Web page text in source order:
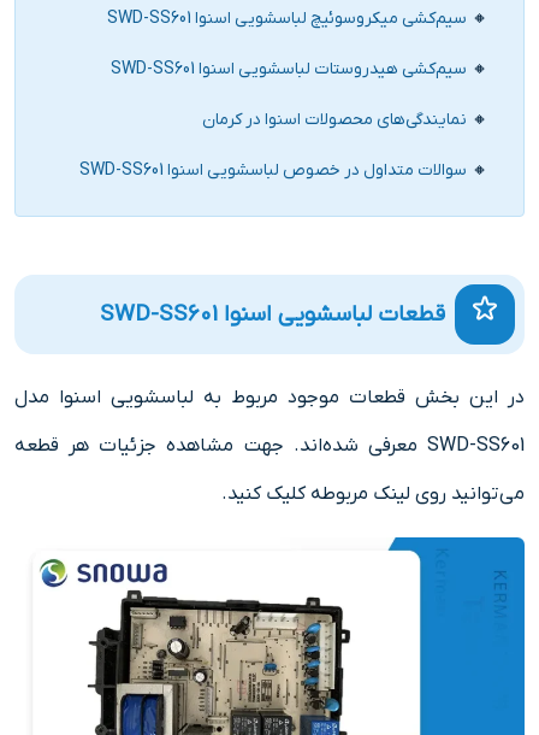
سیم‌کشی میکروسوئیچ لباسشویی اسنوا SWD-SS601
سیم‌کشی هیدروستات لباسشویی اسنوا SWD-SS601
نمایندگی‌های محصولات اسنوا در کرمان
سوالات متداول در خصوص لباسشویی اسنوا SWD-SS601
قطعات لباسشویی اسنوا SWD-SS601
در این بخش قطعات موجود مربوط به لباسشویی اسنوا مدل
SWD-SS601 معرفی شده‌اند. جهت مشاهده جزئیات هر قطعه
می‌توانید روی لینک مربوطه کلیک کنید.